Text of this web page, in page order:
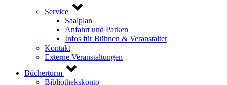
Service
Saalplan
Anfahrt und Parken
Infos für Bühnen & Veranstalter
Kontakt
Externe Veranstaltungen
Bücherturm
Bibliothekskonto